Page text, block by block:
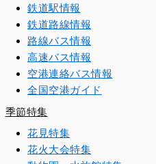
鉄道駅情報
鉄道路線情報
路線バス情報
高速バス情報
空港連絡バス情報
全国空港ガイド
季節特集
花見特集
花火大会特集